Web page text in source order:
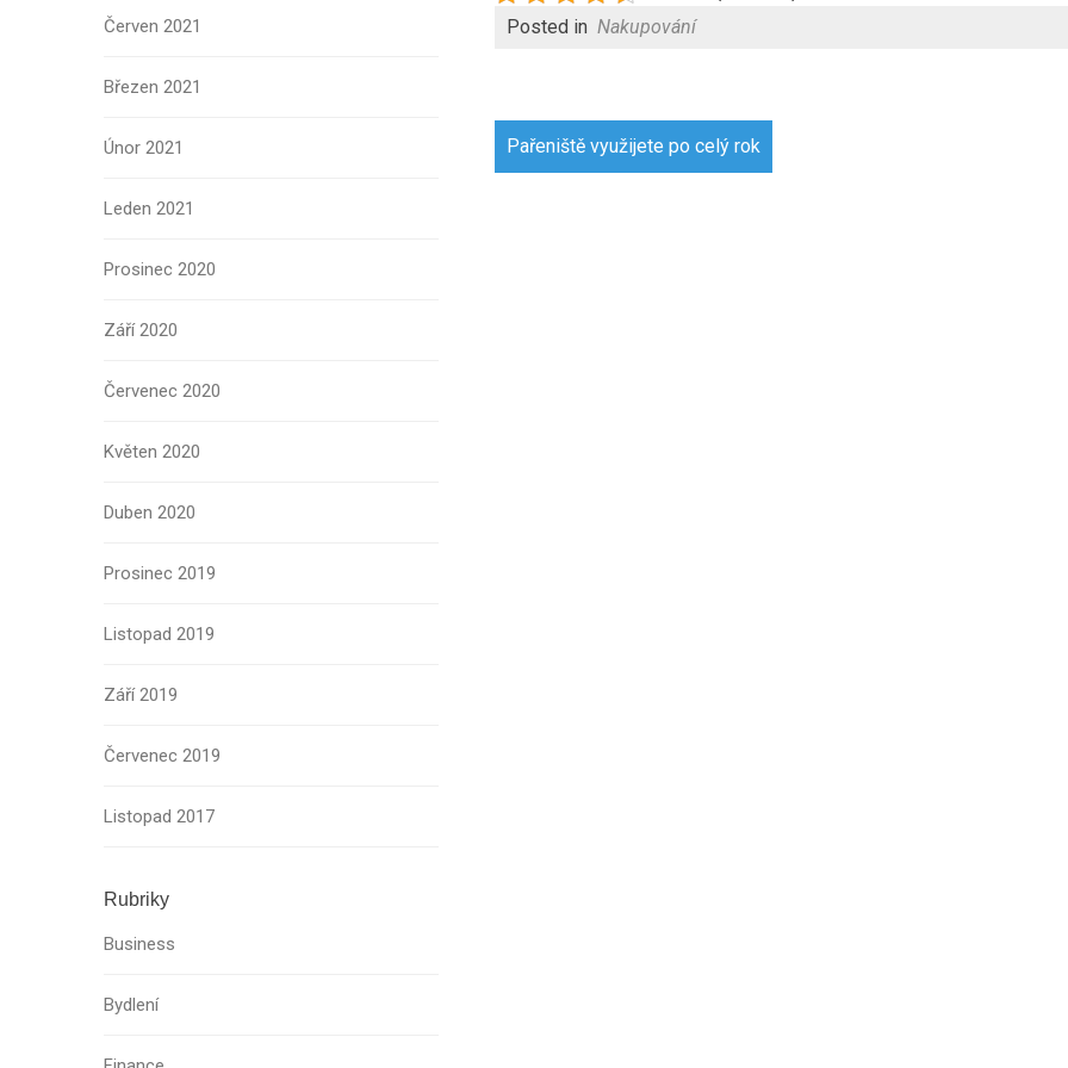
Červen 2021
Březen 2021
Únor 2021
Leden 2021
Prosinec 2020
Září 2020
Červenec 2020
Květen 2020
Duben 2020
Prosinec 2019
Listopad 2019
Září 2019
Červenec 2019
Listopad 2017
Rubriky
Business
Bydlení
Posted in Nakupování
Pařeniště využijete po celý rok